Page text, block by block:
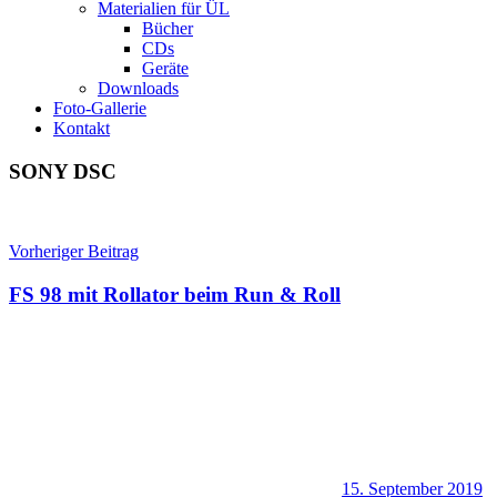
Materialien für ÜL
Bücher
CDs
Geräte
Downloads
Foto-Gallerie
Kontakt
SONY DSC
Beitragsnavigation
Vorheriger Beitrag
FS 98 mit Rollator beim Run & Roll
15. September 2019